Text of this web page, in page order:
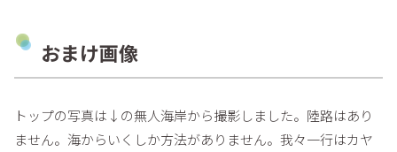
おまけ画像
トップの写真は↓の無人海岸から撮影しました。陸路はあり
ません。海からいくしか方法がありません。我々一行はカヤ